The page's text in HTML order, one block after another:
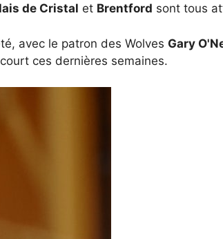
de Cristal et Brentford sont tous
avec le patron des Wolves Gary
ces dernières semaines.